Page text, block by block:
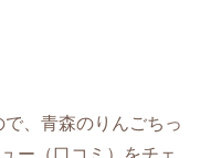
、青森のりんごちっ
ー（口コミ）をチェ